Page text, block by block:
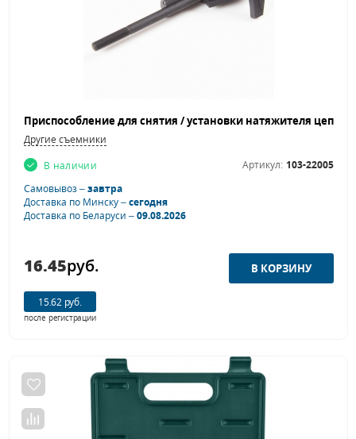
Другие съемники
В наличии
Артикул: 103-22005
Самовывоз –завтра
Доставка по Минску –сегодня
Доставка по Беларуси –09.08.2026
16.45руб.
15.62 руб.
после регистрации